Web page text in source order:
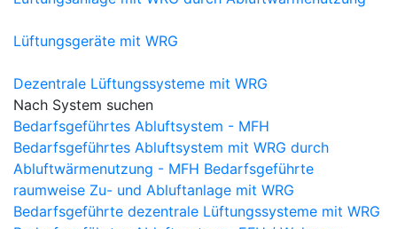
Lüftungsgeräte mit WRG
Dezentrale Lüftungssysteme mit WRG
Nach System suchen
Bedarfsgeführtes Abluftsystem - MFH
Bedarfsgeführtes Abluftsystem mit WRG durch
Abluftwärmenutzung - MFH Bedarfsgeführte
raumweise Zu- und Abluftanlage mit WRG
Bedarfsgeführte dezentrale Lüftungssysteme mit WRG